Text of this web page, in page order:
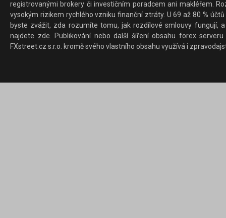
registrovanými brokery či investičním poradcem ani makléřem.
vysokým rizikem rychlého vzniku finanční ztráty. U 69 až 80 %
byste zvážit, zda rozumíte tomu, jak rozdílové smlouvy fungují,
najdete zde. Publikování nebo další šíření obsahu forex
FXstreet.cz s.r.o. kromě svého vlastního obsahu využívá i